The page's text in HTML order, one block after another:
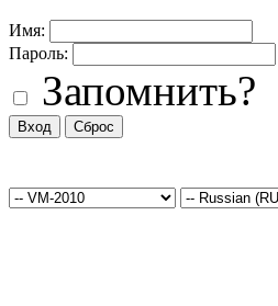
Имя:
Пароль:
Запомнить?